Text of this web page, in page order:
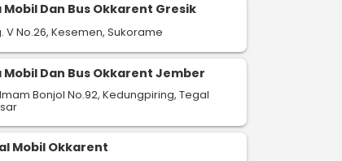
Mobil Dan Bus Okkarent Gresik
V No.26, Kesemen, Sukorame
Mobil Dan Bus Okkarent Jember
Bonjol No.92, Kedungpiring, Tegal
Mobil Okkarent